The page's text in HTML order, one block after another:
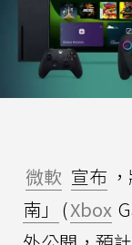
微軟 宣布
南」 (Xbox